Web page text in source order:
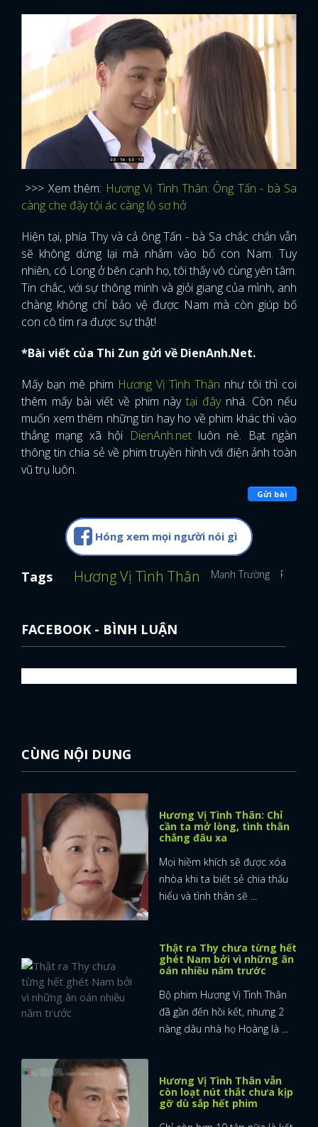
x
ĐĂNG NHẬP
>>> Xem thêm: Hương Vị Tình Thân: Ông Tấn - bà Sa
càng che đậy tội ác càng lộ sơ hở
Hiện tại, phía Thy và cả ông Tấn - bà Sa chắc chắn vẫn
sẽ không dừng lại mà nhắm vào bố con Nam. Tuy
nhiên, có Long ở bên cạnh họ, tôi thấy vô cùng yên tâm.
Tin chắc, với sự thông minh và giỏi giang của mình, anh
chàng không chỉ bảo vệ được Nam mà còn giúp bố
con cô tìm ra được sự thật!
*Bài viết của Thi Zun gửi về DienAnh.Net.
Mấy bạn mê phim Hương Vị Tình Thân như tôi thì coi
thêm mấy bài viết về phim nàytại đâynhá. Còn nếu
muốn xem thêm những tin hay ho về phim khác thì vào
thẳng mạng xã hội DienAnh.netluôn nè. Bạt ngàn
thông tin chia sẻ về phim truyền hình với điện ảnh toàn
vũ trụ luôn.
Gửi bài
Hóng xem mọi người nói gì
Tags Hương Vị Tình Thân Mạnh Trường Phương
FACEBOOK - BÌNH LUẬN
CÙNG NỘI DUNG
Hương Vị Tình Thân: Chỉ
cần ta mở lòng, tình thân
chẳng đâu xa
Mọi hiềm khích sẽ được xóa
nhòa khi ta biết sẻ chia thấu
hiểu và tình thân sẽ ...
Thật ra Thy chưa từng hết
ghét Nam bởi vì những ân
oán nhiều năm trước
Bộ phim Hương Vị Tình Thân
đã gần đến hồi kết, nhưng 2
nàng dâu nhà họ Hoàng là ...
Hương Vị Tình Thân vẫn
còn loạt nút thắt chưa kịp
gỡ dù sắp hết phim